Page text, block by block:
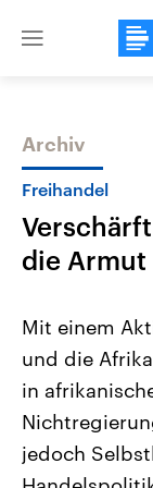
Close
Themen
Landtagswahl
2026
Alle Informationen
Sachsen-Anhalt
September 2026
Landtag. Seit
Bundesland von
Archiv
Freihandel
die Armut
Mit einem
und die
in
jedoch